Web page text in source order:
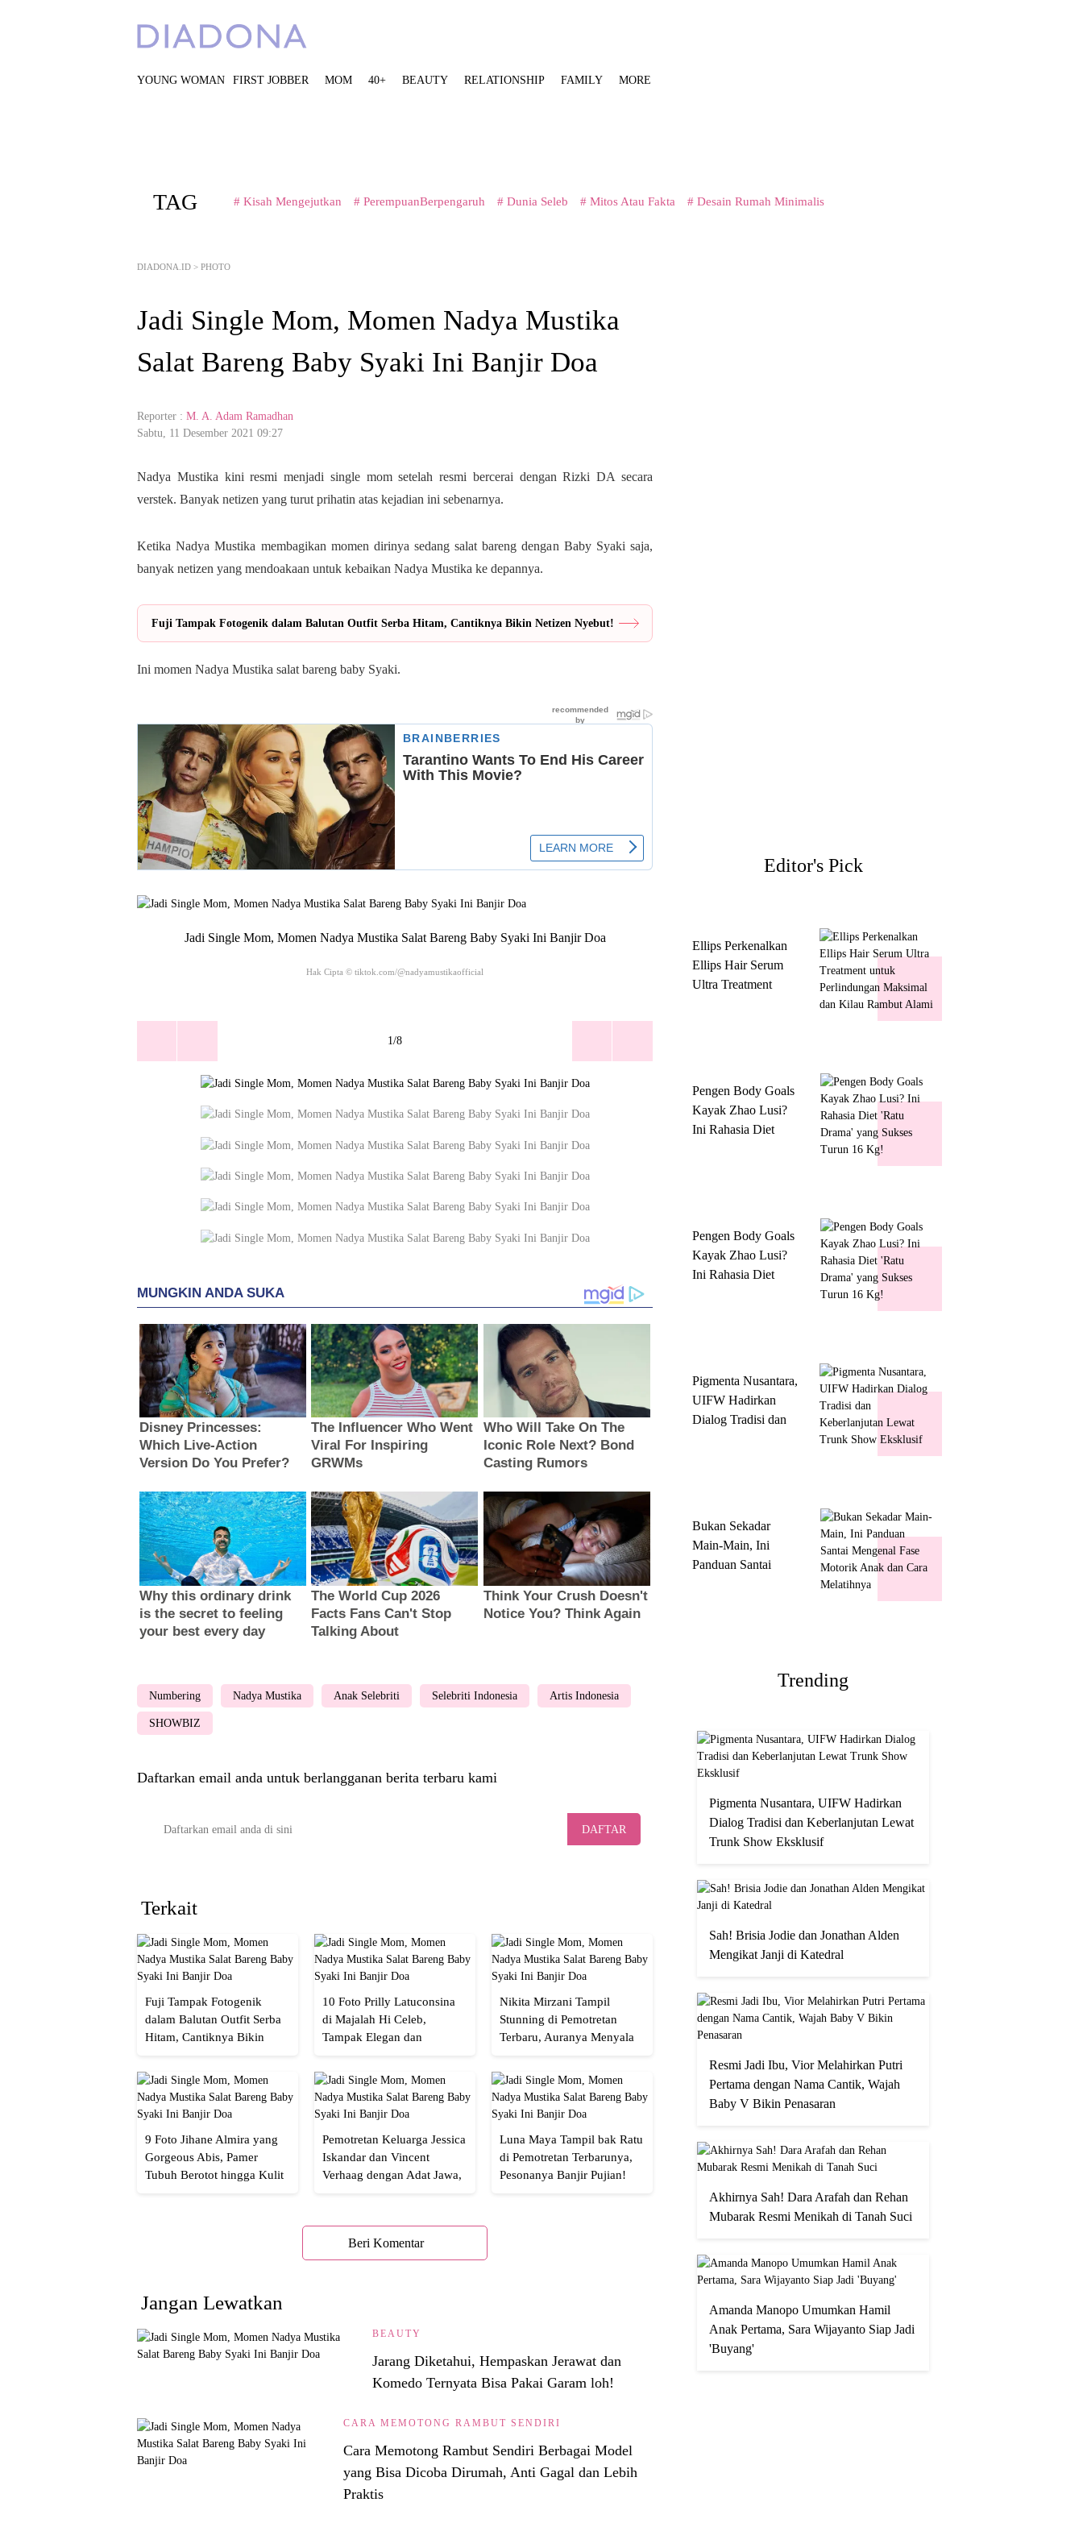
YOUNG WOMAN FIRST JOBBER MOM 40+ BEAUTY RELATIONSHIP FAMILY MORE
TAG # Kisah Mengejutkan # PerempuanBerpengaruh # Dunia Seleb # Mitos Atau Fakta # Desain Rumah Minimalis
DIADONA.ID > PHOTO
Jadi Single Mom, Momen Nadya Mustika
Salat Bareng Baby Syaki Ini Banjir Doa
Reporter : M. A. Adam Ramadhan
Sabtu, 11 Desember 2021 09:27
Nadya Mustika kini resmi menjadi single mom setelah resmi bercerai dengan Rizki DA secara
verstek. Banyak netizen yang turut prihatin atas kejadian ini sebenarnya.
Ketika Nadya Mustika membagikan momen dirinya sedang salat bareng dengan Baby Syaki saja,
banyak netizen yang mendoakaan untuk kebaikan Nadya Mustika ke depannya.
Fuji Tampak Fotogenik dalam Balutan Outfit Serba Hitam, Cantiknya Bikin Netizen Nyebut!
Ini momen Nadya Mustika salat bareng baby Syaki.
Jadi Single Mom, Momen Nadya Mustika Salat Bareng Baby Syaki Ini Banjir Doa
Hak Cipta © tiktok.com/@nadyamustikaofficial
1/8
Numbering Nadya Mustika Anak Selebriti Selebriti Indonesia Artis Indonesia
SHOWBIZ
Daftarkan email anda untuk berlangganan berita terbaru kami
DAFTAR
Terkait
Fuji Tampak Fotogenik
dalam Balutan Outfit Serba
Hitam, Cantiknya Bikin
10 Foto Prilly Latuconsina
di Majalah Hi Celeb,
Tampak Elegan dan
Nikita Mirzani Tampil
Stunning di Pemotretan
Terbaru, Auranya Menyala
9 Foto Jihane Almira yang
Gorgeous Abis, Pamer
Tubuh Berotot hingga Kulit
Pemotretan Keluarga Jessica
Iskandar dan Vincent
Verhaag dengan Adat Jawa,
Luna Maya Tampil bak Ratu
di Pemotretan Terbarunya,
Pesonanya Banjir Pujian!
Beri Komentar
Jangan Lewatkan
BEAUTY
Jarang Diketahui, Hempaskan Jerawat dan
Komedo Ternyata Bisa Pakai Garam loh!
CARA MEMOTONG RAMBUT SENDIRI
Cara Memotong Rambut Sendiri Berbagai Model
yang Bisa Dicoba Dirumah, Anti Gagal dan Lebih
Praktis
Editor's Pick
Ellips Perkenalkan
Ellips Hair Serum
Ultra Treatment
Pengen Body Goals
Kayak Zhao Lusi?
Ini Rahasia Diet
Pengen Body Goals
Kayak Zhao Lusi?
Ini Rahasia Diet
Pigmenta Nusantara,
UIFW Hadirkan
Dialog Tradisi dan
Bukan Sekadar
Main-Main, Ini
Panduan Santai
Trending
Pigmenta Nusantara, UIFW Hadirkan
Dialog Tradisi dan Keberlanjutan Lewat
Trunk Show Eksklusif
Sah! Brisia Jodie dan Jonathan Alden
Mengikat Janji di Katedral
Resmi Jadi Ibu, Vior Melahirkan Putri
Pertama dengan Nama Cantik, Wajah
Baby V Bikin Penasaran
Akhirnya Sah! Dara Arafah dan Rehan
Mubarak Resmi Menikah di Tanah Suci
Amanda Manopo Umumkan Hamil
Anak Pertama, Sara Wijayanto Siap Jadi
'Buyang'